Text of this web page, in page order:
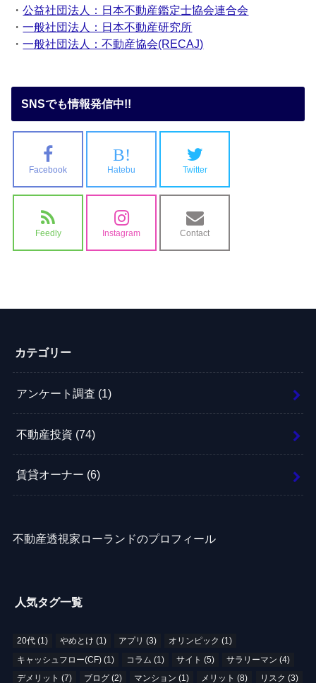
・公益社団法人：日本不動産鑑定士協会連合会
・一般社団法人：日本不動産研究所
・一般社団法人：不動産協会(RECAJ)
SNSでも情報発信中!!
Facebook
B!
Hatebu Twitter
Feedly Instagram Contact
カテゴリー
アンケート調査 (1)
不動産投資 (74)
賃貸オーナー (6)
不動産透視家ローランドのプロフィール
人気タグ一覧
20代(1) やめとけ (1) アプリ (3) オリンピック (1)
キャッシュフロー(CF)(1) コラム (1) サイト (5) サラリーマン (4)
デメリット (7) ブログ (2) マンション (1) メリット (8) リスク (3)